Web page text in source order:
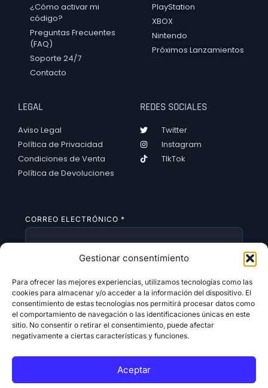
Gestionar consentimiento
Para ofrecer las mejores experiencias, utilizamos tecnologías como las
cookies para almacenar y/o acceder a la información del dispositivo. El
consentimiento de estas tecnologías nos permitirá procesar datos como
el comportamiento de navegación o las identificaciones únicas en este
sitio. No consentir o retirar el consentimiento, puede afectar
negativamente a ciertas características y funciones.
Aceptar
¿Cómo activar mi
código?
Preguntas Frecuentes
(FAQ)
Soporte 24/7
Contacto
PlayStation
XBOX
Nintendo
Próximos Lanzamientos
LEGAL
Aviso Legal
Política de Privacidad
Condiciones de Venta
Política de Devoluciones
REDES SOCIALES
Twitter
Instagram
TIkTok
CORREO ELECTRÓNICO *
Copyright 2026 © All rights Reserved. Design by